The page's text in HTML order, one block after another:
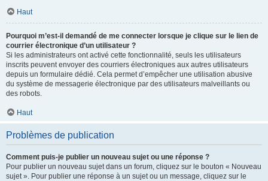
Haut
Pourquoi m’est-il demandé de me connecter lorsque je clique sur le lien de
courrier électronique d’un utilisateur ?
Si les administrateurs ont activé cette fonctionnalité, seuls les utilisateurs
inscrits peuvent envoyer des courriers électroniques aux autres utilisateurs
depuis un formulaire dédié. Cela permet d’empêcher une utilisation abusive
du système de messagerie électronique par des utilisateurs malveillants ou
des robots.
Haut
Problèmes de publication
Comment puis-je publier un nouveau sujet ou une réponse ?
Pour publier un nouveau sujet dans un forum, cliquez sur le bouton « Nouveau
sujet ». Pour publier une réponse à un sujet ou un message, cliquez sur le